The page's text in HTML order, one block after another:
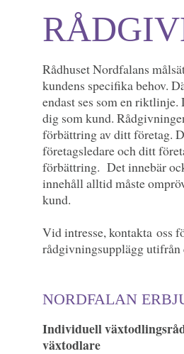
Rådhuset Nordfalans
kundens specifika behov.
endast ses som en
dig som kund.
förbättring av ditt företag.
företagsledare och ditt
förbättring. Det innebär
innehåll alltid måste
kund.
Vid intresse, kontakta oss
rådgivningsupplägg utifrån
NORDFALAN
Individuell
växtodlare